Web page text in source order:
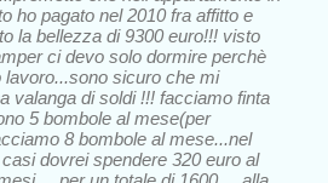
ho pagato nel 2010 fra affitto e
la bellezza di 9300 euro!!! visto
ci devo solo dormire perchè
lavoro...sono sicuro che mi
valanga di soldi !!! facciamo finta
5 bombole al mese(per
8 bombole al mese...nel
dovrei spendere 320 euro al